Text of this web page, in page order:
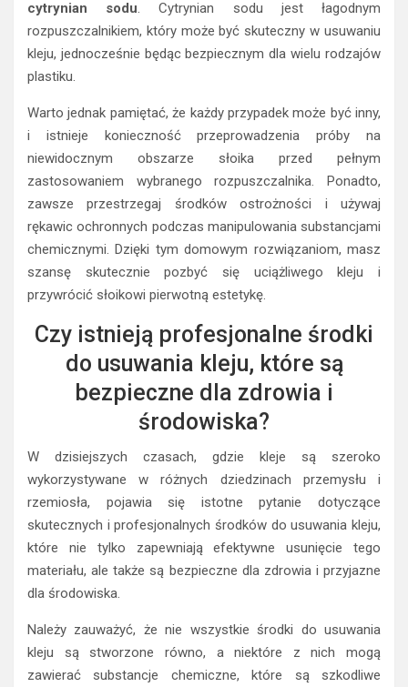
cytrynian sodu. Cytrynian sodu jest łagodnym
rozpuszczalnikiem, który może być skuteczny w usuwaniu
kleju, jednocześnie będąc bezpiecznym dla wielu rodzajów
plastiku.
Warto jednak pamiętać, że każdy przypadek może być inny,
i istnieje konieczność przeprowadzenia próby na
niewidocznym obszarze słoika przed pełnym
zastosowaniem wybranego rozpuszczalnika. Ponadto,
zawsze przestrzegaj środków ostrożności i używaj
rękawic ochronnych podczas manipulowania substancjami
chemicznymi. Dzięki tym domowym rozwiązaniom, masz
szansę skutecznie pozbyć się uciążliwego kleju i
przywrócić słoikowi pierwotną estetykę.
Czy istnieją profesjonalne środki
do usuwania kleju, które są
bezpieczne dla zdrowia i
środowiska?
W dzisiejszych czasach, gdzie kleje są szeroko
wykorzystywane w różnych dziedzinach przemysłu i
rzemiosła, pojawia się istotne pytanie dotyczące
skutecznych i profesjonalnych środków do usuwania kleju,
które nie tylko zapewniają efektywne usunięcie tego
materiału, ale także są bezpieczne dla zdrowia i przyjazne
dla środowiska.
Należy zauważyć, że nie wszystkie środki do usuwania
kleju są stworzone równo, a niektóre z nich mogą
zawierać substancje chemiczne, które są szkodliwe